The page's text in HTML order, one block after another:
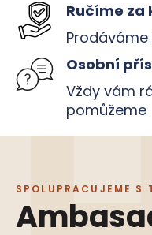
Ručíme za
Osobní
Vždy vám
pomůžeme
SPOLUPRACUJEME S